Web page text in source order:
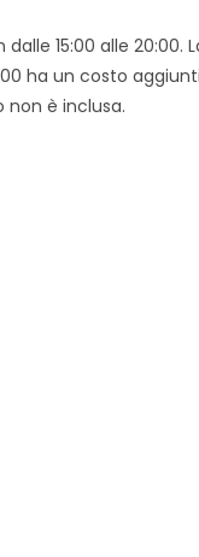
15:00 alle 20:00.
ha un costo
non è inclusa.